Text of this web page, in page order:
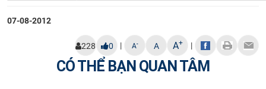
07-08-2012
228 0 | A- A A+ |
CÓ THỂ BẠN QUAN TÂM